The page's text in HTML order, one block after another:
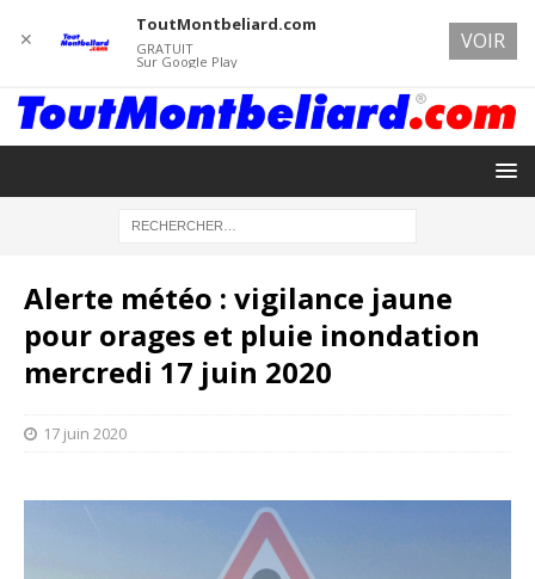
Alerte météo : vigilance jaune
pour orages et pluie inondation
mercredi 17 juin 2020
17 juin 2020
✕
ToutMontbeliard.com
GRATUIT
Sur Google Play
VOIR